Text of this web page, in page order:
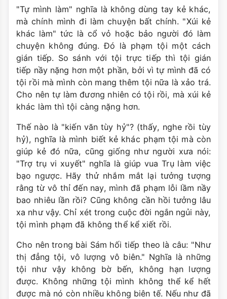
"Tự mình làm" nghĩa là không dùng tay kẻ khác,
mà chính mình đi làm chuyện bất chính. "Xúi kẻ
khác làm" tức là cổ vỏ hoặc bảo người đó làm
chuyện không đúng. Ðó là phạm tội một cách
gián tiếp. So sánh với tội trực tiếp thì tội gián
tiếp nầy nặng hơn một phần, bởi vì tự mình đã có
tội rồi mà mình còn mang thêm tội nữa là xảo trá.
Cho nên tự làm đương nhiên có tội rồi, mà xúi kẻ
khác làm thì tội càng nặng hơn.
Thế nào là "kiến văn tùy hỷ"? (thấy, nghe rồi tùy
hỷ), nghĩa là mình biết kẻ khác phạm tội mà còn
giúp kẻ đó nữa, cũng giống như người xưa nói:
"Trợ trụ vi xuyết" nghĩa là giúp vua Trụ làm việc
bạo ngược. Hãy thử nhắm mắt lại tưởng tượng
rằng từ vô thỉ đến nay, mình đã phạm lỗi lầm nầy
bao nhiêu lần rồi? Cũng không cần hồi tưởng lâu
xa như vậy. Chỉ xét trong cuộc đời ngắn ngủi này,
tội mình phạm đã không thể kể xiết rồi.
Cho nên trong bài Sám hối tiếp theo là câu: "Như
thị đẳng tội, vô lượng vô biên." Nghĩa là những
tội như vậy không bờ bến, không hạn lượng
được. Không những tội mình không thể kể hết
được mà nó còn nhiều không biên tế. Nếu như đã